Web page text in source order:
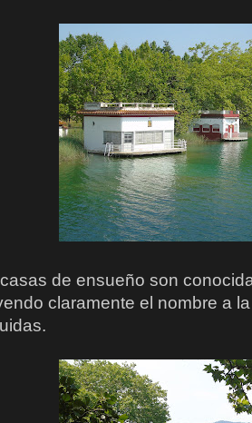
de ensueño son
claramente el nombre a